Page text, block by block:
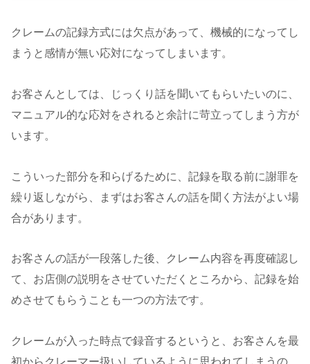
クレームの記録方式には欠点があって、機械的になってし
まうと感情が無い応対になってしまいます。
お客さんとしては、じっくり話を聞いてもらいたいのに、
マニュアル的な応対をされると余計に苛立ってしまう方が
います。
こういった部分を和らげるために、記録を取る前に謝罪を
繰り返しながら、まずはお客さんの話を聞く方法がよい場
合があります。
お客さんの話が一段落した後、クレーム内容を再度確認し
て、お店側の説明をさせていただくところから、記録を始
めさせてもらうことも一つの方法です。
クレームが入った時点で録音するというと、お客さんを最